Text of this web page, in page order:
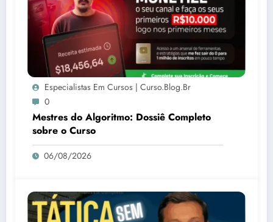
Especialistas Em Cursos | Curso.blog.br
0
Mestres do Algoritmo: Dossiê Completo
sobre o Curso
06/08/2026